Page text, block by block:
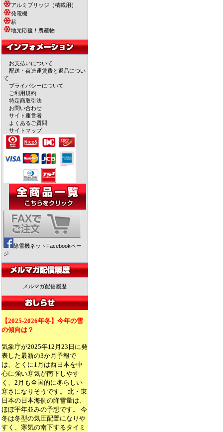
アルミブリッジ（積載用）
発電機
薪
地元応援！農産物
お支払いについて
配送・荷造運賃費と返品につい
て
プライバシーについて
ご利用規約
特定商取引法
お問い合わせ
サイト運営者
よくあるご質問
サイトマップ
除雪機ネットFacebookペー
ジ
メルマガ配信履歴
【2025-2026年冬】今年の雪
の傾向は？
気象庁が2025年12月23日に発
表した最新の3か月予報で
は、とくに1月は西日本を中
心に強い寒気が南下しやす
く、2月も全国的に冬らしい
寒さになりそうです。 北・東
日本の日本海側の降雪量は、
ほぼ平年並みの予想です。 今
冬は冬型の気圧配置になりや
すく、寒気の南下するタイミ